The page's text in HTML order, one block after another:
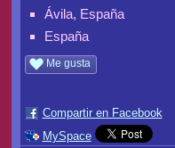
Ávila, España
España
Me gusta
Compartir en Facebook
MySpace